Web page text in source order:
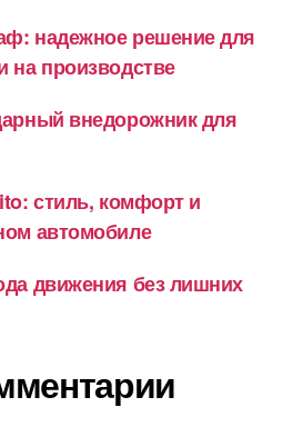
надежное решение для
на производстве
внедорожник для
стиль, комфорт и
автомобиле
движения без лишних